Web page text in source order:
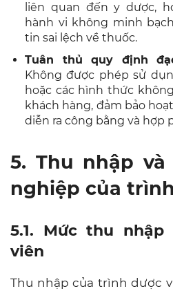
liên quan đến y dược,
hành vi không minh
tin sai lệch về thuốc.
Tuân thủ quy định
Không được phép sử
hoặc các hình thức
khách hàng, đảm bảo
diễn ra công bằng và hợp
5. Thu nhập
nghiệp của
5.1. Mức thu
viên
Thu nhập của trình dược